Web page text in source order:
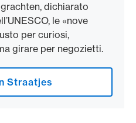
dichiarato
le «nove
per curiosi,
girare per negozietti.
Straatjes